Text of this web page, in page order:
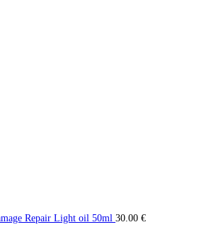
Repair Light oil 50ml 30.00 €